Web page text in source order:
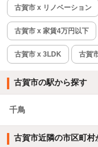
古賀市 x リノベーション
古賀市 x 家賃4万円以下
古賀市 x 3LDK 古賀
古賀市の駅から探す
千鳥
古賀市近隣の市区町村